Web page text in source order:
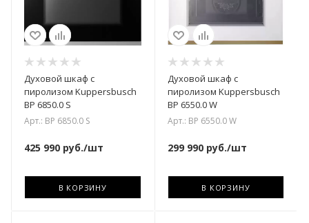
Духовой шкаф с
пиролизом Kuppersbusch
BP 6850.0 S
Арт.: BP 6850.0 S
425 990 руб./шт
В КОРЗИНУ
Духовой шкаф с
пиролизом Kuppersbusch
BP 6550.0 W
Арт.: BP 6550.0 W
299 990руб./шт
В КОРЗИНУ